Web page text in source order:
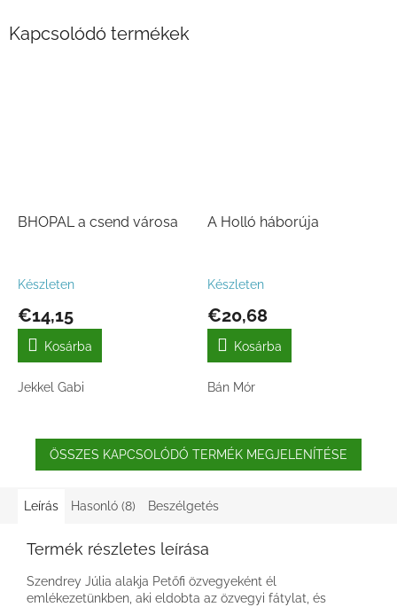
Kapcsolódó termékek
BHOPAL a csend városa
Készleten
€14,15
Kosárba
Jekkel Gabi
A Holló háborúja
Készleten
€20,68
Kosárba
Bán Mór
ÖSSZES KAPCSOLÓDÓ TERMÉK MEGJELENÍTÉSE
Leírás Hasonló (8) Beszélgetés
Termék részletes leírása
Szendrey Júlia alakja Petőfi özvegyeként él
emlékezetünkben, aki eldobta az özvegyi fátylat, és